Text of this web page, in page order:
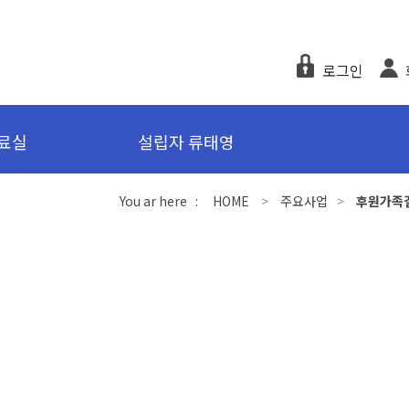
로그인
실 설립자 류태영
You ar here : HOME > 주요사업 > 후원가족